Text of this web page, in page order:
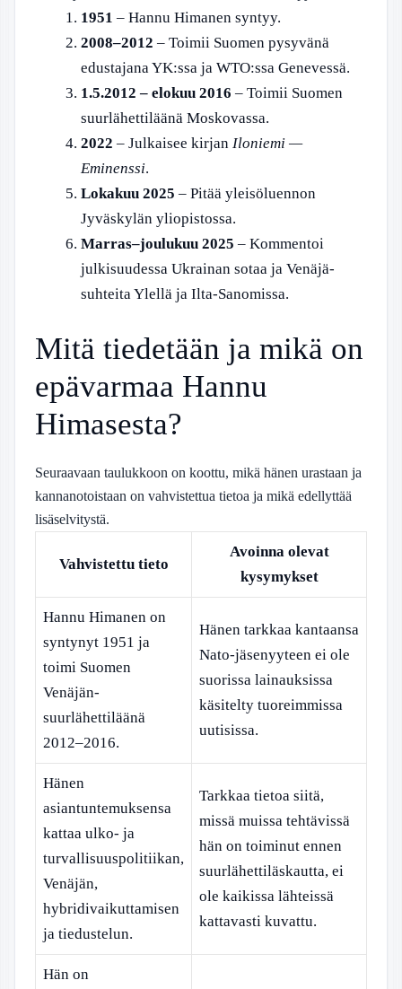
1951 – Hannu Himanen syntyy.
2008–2012 – Toimii Suomen pysyvänä
edustajana YK:ssa ja WTO:ssa Genevessä.
1.5.2012 – elokuu 2016 – Toimii Suomen
suurlähettiläänä Moskovassa.
2022 – Julkaisee kirjan Iloniemi —
Eminenssi.
Lokakuu 2025 – Pitää yleisöluennon
Jyväskylän yliopistossa.
Marras–joulukuu 2025 – Kommentoi
julkisuudessa Ukrainan sotaa ja Venäjä-
suhteita Ylellä ja Ilta-Sanomissa.
Mitä tiedetään ja mikä on
epävarmaa Hannu
Himasesta?
Seuraavaan taulukkoon on koottu, mikä hänen urastaan ja
kannanotoistaan on vahvistettua tietoa ja mikä edellyttää
lisäselvitystä.
Vahvistettu tieto
Avoinna olevat
kysymykset
Hannu Himanen on
syntynyt 1951 ja
toimi Suomen
Venäjän-
suurlähettiläänä
2012–2016.
Hänen tarkkaa kantaansa
Nato-jäsenyyteen ei ole
suorissa lainauksissa
käsitelty tuoreimmissa
uutisissa.
Hänen
asiantuntemuksensa
kattaa ulko- ja
turvallisuuspolitiikan,
Venäjän,
hybridivaikuttamisen
ja tiedustelun.
Tarkkaa tietoa siitä,
missä muissa tehtävissä
hän on toiminut ennen
suurlähettiläskautta, ei
ole kaikissa lähteissä
kattavasti kuvattu.
Hän on